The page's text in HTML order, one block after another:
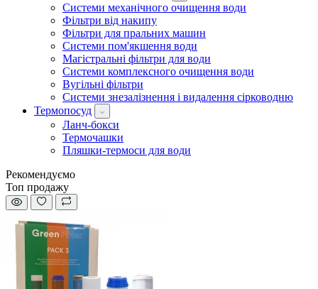
Системи механічного очищення води
Фільтри від накипу
Фільтри для пральних машин
Системи пом'якшення води
Магістральні фільтри для води
Системи комплексного очищення води
Вугільні фільтри
Системи знезалізнення і видалення сірководню
Термопосуд
Ланч-бокси
Термочашки
Пляшки-термоси для води
Рекомендуємо
Топ продажу